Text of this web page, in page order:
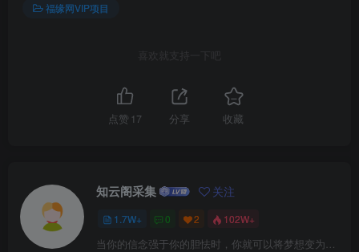
福缘网VIP项目
喜欢就支持一下吧
点赞 17 分享 收藏
知云阁采集 关注
1.7W+ 0 2 102W+
当你的信念强于你的胆怯时，你就可以将梦想变为现实了